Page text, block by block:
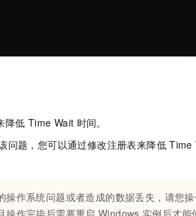
降低 Time Wait 时间。
问题，您可以通过修改注册表来降低 Time
操作系统问题或者造成的数据丢失，请您